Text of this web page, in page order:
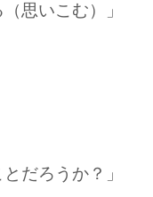
思いこむ）」
だろうか？」